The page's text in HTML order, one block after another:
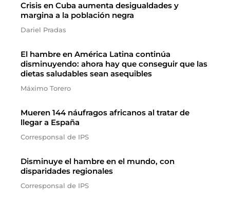
Crisis en Cuba aumenta desigualdades y
margina a la población negra
Dariel Pradas
El hambre en América Latina continúa
disminuyendo: ahora hay que conseguir que las
dietas saludables sean asequibles
Máximo Torero
Mueren 144 náufragos africanos al tratar de
llegar a España
Corresponsal de IPS
Disminuye el hambre en el mundo, con
disparidades regionales
Corresponsal de IPS